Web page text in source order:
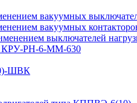
вакуумных
вакуумных
выключателей
КРУ-РН-6-ММ-630
ШВК